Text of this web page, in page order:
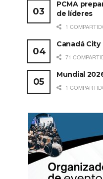
PCMA
de líderes
1
Canadá
71
Mundial
1